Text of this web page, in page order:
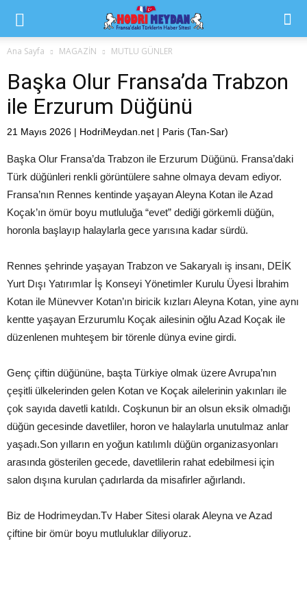
Ana Sayfa MAGAZİN MUTLU GÜNLER
Başka Olur Fransa’da Trabzon
ile Erzurum Düğünü
21 Mayıs 2026 | HodriMeydan.net | Paris (Tan-Sar)
Başka Olur Fransa’da Trabzon ile Erzurum Düğünü. Fransa’daki
Türk düğünleri renkli görüntülere sahne olmaya devam ediyor.
Fransa’nın Rennes kentinde yaşayan Aleyna Kotan ile Azad
Koçak’ın ömür boyu mutluluğa “evet” dediği görkemli düğün,
horonla başlayıp halaylarla gece yarısına kadar sürdü.
Rennes şehrinde yaşayan Trabzon ve Sakaryalı iş insanı, DEİK
Yurt Dışı Yatırımlar İş Konseyi Yönetimler Kurulu Üyesi İbrahim
Kotan ile Münevver Kotan’ın biricik kızları Aleyna Kotan, yine aynı
kentte yaşayan Erzurumlu Koçak ailesinin oğlu Azad Koçak ile
düzenlenen muhteşem bir törenle dünya evine girdi.
Genç çiftin düğününe, başta Türkiye olmak üzere Avrupa’nın
çeşitli ülkelerinden gelen Kotan ve Koçak ailelerinin yakınları ile
çok sayıda davetli katıldı. Coşkunun bir an olsun eksik olmadığı
düğün gecesinde davetliler, horon ve halaylarla unutulmaz anlar
yaşadı.Son yılların en yoğun katılımlı düğün organizasyonları
arasında gösterilen gecede, davetlilerin rahat edebilmesi için
salon dışına kurulan çadırlarda da misafirler ağırlandı.
Biz de Hodrimeydan.Tv Haber Sitesi olarak Aleyna ve Azad
çiftine bir ömür boyu mutluluklar diliyoruz.